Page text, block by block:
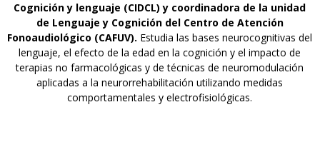
Cognición y lenguaje (CIDCL) y coordinadora de la unidad
de Lenguaje y Cognición del Centro de Atención
Fonoaudiológico (CAFUV). Estudia las bases neurocognitivas del
lenguaje, el efecto de la edad en la cognición y el impacto de
terapias no farmacológicas y de técnicas de neuromodulación
aplicadas a la neurorrehabilitación utilizando medidas
comportamentales y electrofisiológicas.